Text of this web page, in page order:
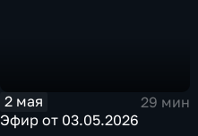
2 мая
29 мин
Эфир от 03.05.2026